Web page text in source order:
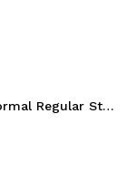
Chaleco Formal Regular Stefan